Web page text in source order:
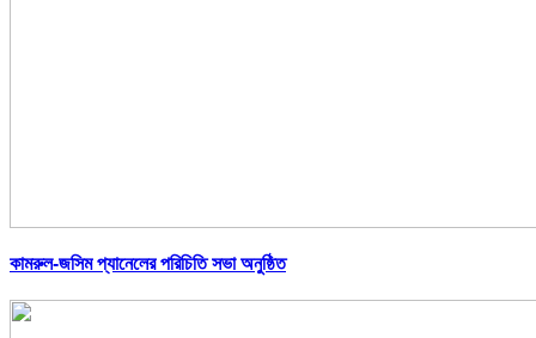
কামরুল-জসিম প্যানেলের পরিচিতি সভা অনুষ্ঠিত